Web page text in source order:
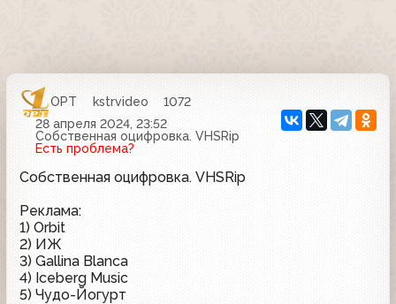
ОРТ kstrvideo
1072
28 апреля 2024, 23:52
Собственная оцифровка. VHSRip
Есть проблема?
Собственная оцифровка. VHSRip
Реклама:
1) Orbit
2) ИЖ
3) Gallina Blanca
4) Iceberg Music
5) Чудо-Йогурт